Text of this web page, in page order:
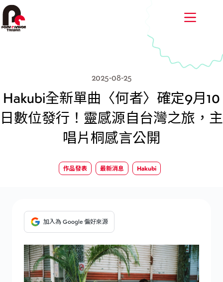
跳
至
主
2025-08-25
Hakubi全新單曲〈何者〉確定9月10
日數位發行！靈感源自台灣之旅，主
唱片桐感言公開
作品發表 最新消息 Hakubi
加入為 Google 偏好來源